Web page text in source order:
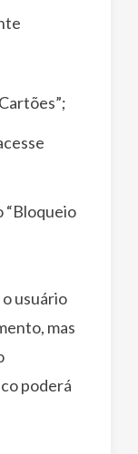
“Bloqueio
usuário
mas
poderá